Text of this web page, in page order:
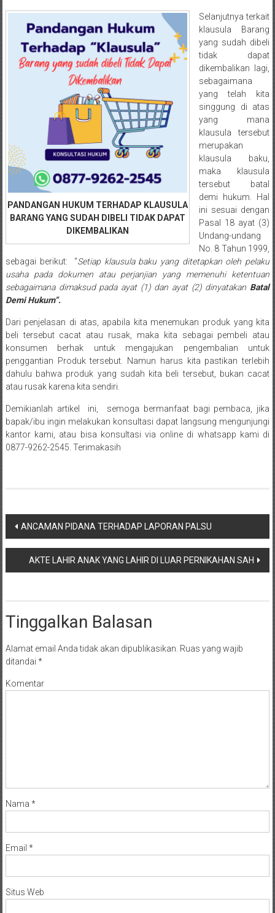
Barat/
Lampung
Timur/Lampung/
Jambi/
Damasyaraya/
Padang
Selatan/Padang
Utara/
Padang/
Sumatera
Barat/
Pariaman/
Bukittinggi/
panjang/
Kayutanam/
Baso/
Payakumbung/
Tanjung
pati/
Sarilamak/
Hulu
air/
Riau/
Pekanbaru/
Bangkinang/
Sulawesi,
Balik
papan/
Kalimantan
Barat/
jawa
Terdekat
PANDANGAN HUKUM TERHADAP KLAUSULA
BARANG YANG SUDAH DIBELI TIDAK DAPAT
DIKEMBALIKAN
Selanjutnya terkait
klausula Barang
yang sudah dibeli
tidak dapat
dikembalikan lagi,
sebagaimana
yang telah kita
singgung di atas
yang mana
klausula tersebut
merupakan
klausula baku,
maka klausula
tersebut batal
demi hukum. Hal
ini sesuai dengan
Pasal 18 ayat (3)
Undang-undang
No. 8 Tahun 1999,
sebagai berikut: “Setiap klausula baku yang ditetapkan oleh pelaku
usaha pada dokumen atau perjanjian yang memenuhi ketentuan
sebagaimana dimaksud pada ayat (1) dan ayat (2) dinyatakan Batal
Demi Hukum”.
Dari penjelasan di atas, apabila kita menemukan produk yang kita
beli tersebut cacat atau rusak, maka kita sebagai pembeli atau
konsumen berhak untuk mengajukan pengembalian untuk
penggantian Produk tersebut. Namun harus kita pastikan terlebih
dahulu bahwa produk yang sudah kita beli tersebut, bukan cacat
atau rusak karena kita sendiri.
Demikianlah artikel ini, semoga bermanfaat bagi pembaca, jika
bapak/ibu ingin melakukan konsultasi dapat langsung mengunjungi
kantor kami, atau bisa konsultasi via online di whatsapp kami di
0877-9262-2545. Terimakasih
Navigasi
pos
ANCAMAN PIDANA TERHADAP LAPORAN PALSU
AKTE LAHIR ANAK YANG LAHIR DI LUAR PERNIKAHAN SAH
Tinggalkan Balasan
Alamat email Anda tidak akan dipublikasikan. Ruas yang wajib
ditandai *
Komentar
Nama *
Email *
Situs Web